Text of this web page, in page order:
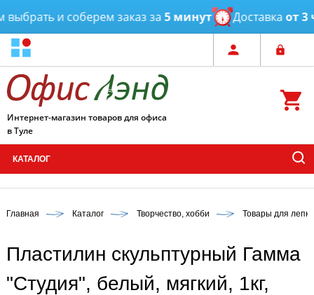
и соберем заказ за5 минут Доставкаот 3
Интернет-магазин товаров для офиса
в Туле
КАТАЛОГ
Главная Каталог Творчество, хобби Товары для
Пластилин скульптурный Гамма
"Студия", белый, мягкий, 1кг,